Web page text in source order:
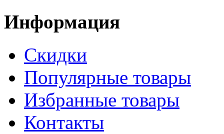
Информация
Скидки
Популярные товары
Избранные товары
Контакты